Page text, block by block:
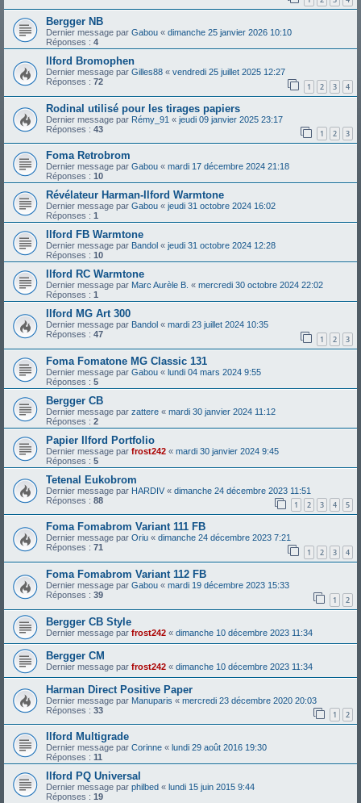
Bergger NB
Dernier message par Gabou « dimanche 25 janvier 2026 10:10
Réponses : 4
Ilford Bromophen
Dernier message par Gilles88 « vendredi 25 juillet 2025 12:27
Réponses : 72 1 2 3 4
Rodinal utilisé pour les tirages papiers
Dernier message par Rémy_91 « jeudi 09 janvier 2025 23:17
Réponses : 43 1 2 3
Foma Retrobrom
Dernier message par Gabou « mardi 17 décembre 2024 21:18
Réponses : 10
Révélateur Harman-Ilford Warmtone
Dernier message par Gabou « jeudi 31 octobre 2024 16:02
Réponses : 1
Ilford FB Warmtone
Dernier message par Bandol « jeudi 31 octobre 2024 12:28
Réponses : 10
Ilford RC Warmtone
Dernier message par Marc Aurèle B. « mercredi 30 octobre 2024 22:02
Réponses : 1
Ilford MG Art 300
Dernier message par Bandol « mardi 23 juillet 2024 10:35
Réponses : 47 1 2 3
Foma Fomatone MG Classic 131
Dernier message par Gabou « lundi 04 mars 2024 9:55
Réponses : 5
Bergger CB
Dernier message par zattere « mardi 30 janvier 2024 11:12
Réponses : 2
Papier Ilford Portfolio
Dernier message par frost242 « mardi 30 janvier 2024 9:45
Réponses : 5
Tetenal Eukobrom
Dernier message par HARDIV « dimanche 24 décembre 2023 11:51
Réponses : 88 1 2 3 4 5
Foma Fomabrom Variant 111 FB
Dernier message par Oriu « dimanche 24 décembre 2023 7:21
Réponses : 71 1 2 3 4
Foma Fomabrom Variant 112 FB
Dernier message par Gabou « mardi 19 décembre 2023 15:33
Réponses : 39 1 2
Bergger CB Style
Dernier message par frost242 « dimanche 10 décembre 2023 11:34
Bergger CM
Dernier message par frost242 « dimanche 10 décembre 2023 11:34
Harman Direct Positive Paper
Dernier message par Manuparis « mercredi 23 décembre 2020 20:03
Réponses : 33 1 2
Ilford Multigrade
Dernier message par Corinne « lundi 29 août 2016 19:30
Réponses : 11
Ilford PQ Universal
Dernier message par philbed « lundi 15 juin 2015 9:44
Réponses : 19